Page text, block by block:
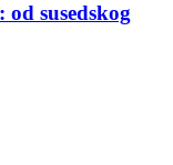
susedskog